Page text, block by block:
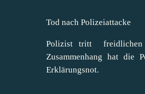
Tod nach Polizeiattacke
Polizist tritt freidlichen
Zusammenhang hat die
Erklärungsnot.